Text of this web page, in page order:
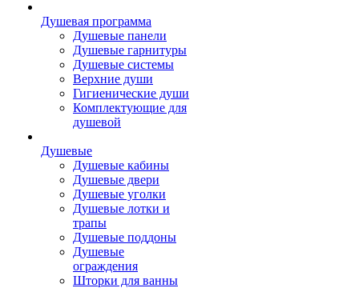
Душевая программа
Душевые панели
Душевые гарнитуры
Душевые системы
Верхние души
Гигиенические души
Комплектующие для
душевой
Душевые
Душевые кабины
Душевые двери
Душевые уголки
Душевые лотки и
трапы
Душевые поддоны
Душевые
ограждения
Шторки для ванны